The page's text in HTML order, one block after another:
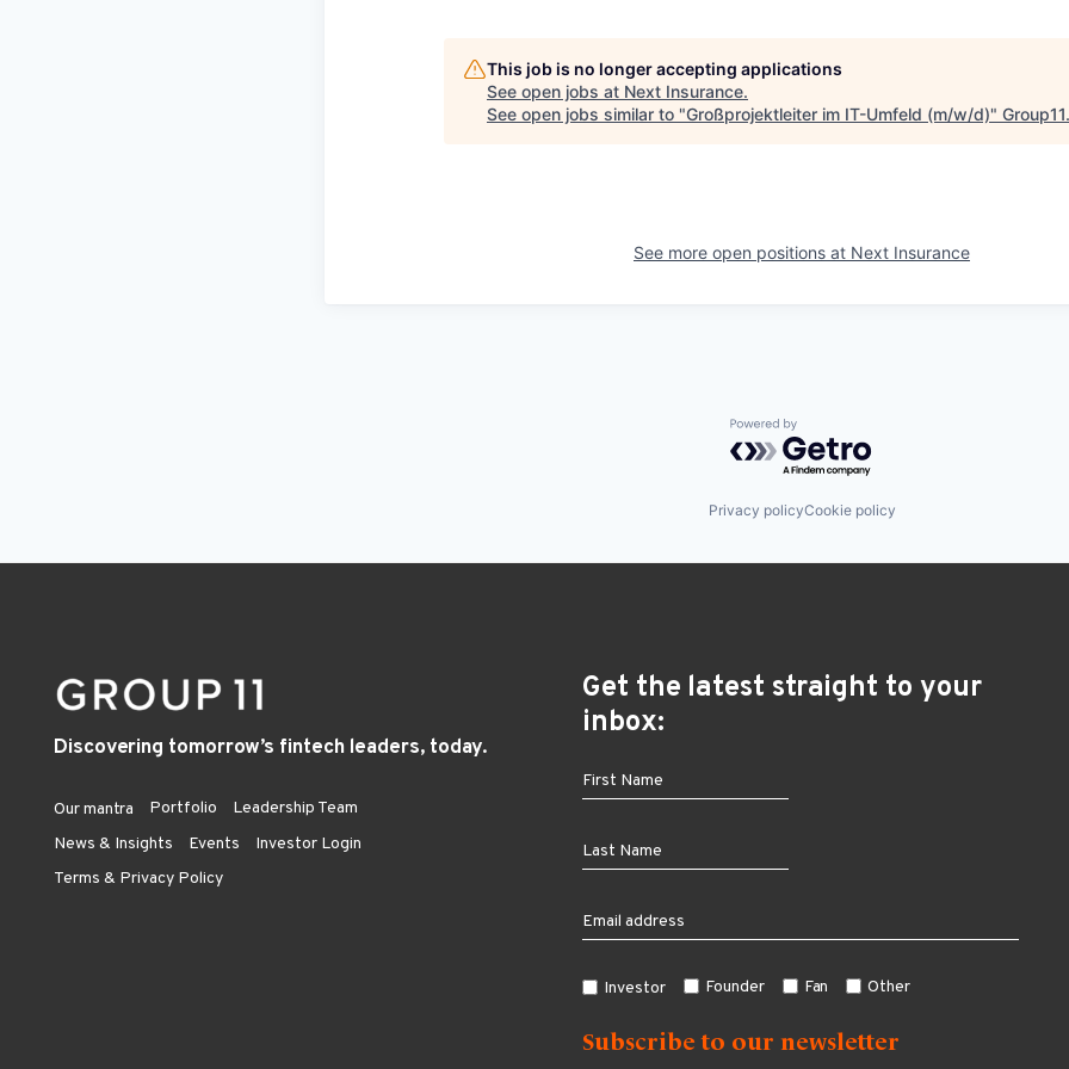
This job is no longer accepting applications
See open jobs at Next Insurance.
See open jobs similar to "Großprojektleiter im IT-Umfeld (m/w/d)" Group11.
See more open positions at Next Insurance
Powered by Getro.com
Privacy policyCookie policy
Discovering tomorrow’s fintech leaders, today.
Our mantra Portfolio
Leadership Team
News & Insights
Events
Investor Login
Terms & Privacy Policy
Get the latest straight to your
inbox:
Investor Founder Fan Other